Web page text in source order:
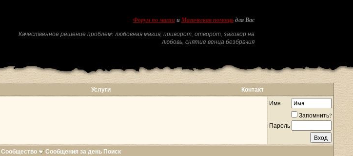
Форум по магии и Магическая помощь для Вас
Качественное решение проблем: любовная магия, приворот, отворот, заговор на
любовь, снятие венца безбрачия
Услуги Контакт
Имя
Запомнить?
Пароль
Сообщество Сообщения за день Поиск